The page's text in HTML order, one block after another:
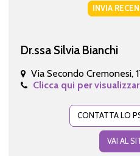
INVIA
Dr.ssa Silvia Bianchi
Via Secondo Cremonesi,
Clicca qui per
CONTATTA LO
VAI AL